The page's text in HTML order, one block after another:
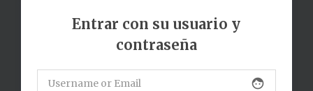
Entrar con su usuario y
contraseña
face